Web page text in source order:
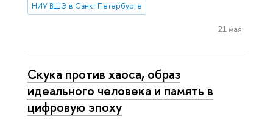
НИУ ВШЭ в Санкт-Петербурге
21 мая
Скука против хаоса, образ
идеального человека и память в
цифровую эпоху